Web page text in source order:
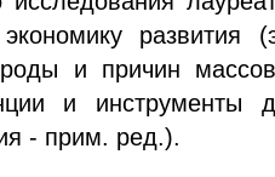
развития
и причин
и инструменты
- прим. ред.).